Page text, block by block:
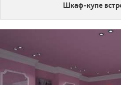
Шкаф-купе